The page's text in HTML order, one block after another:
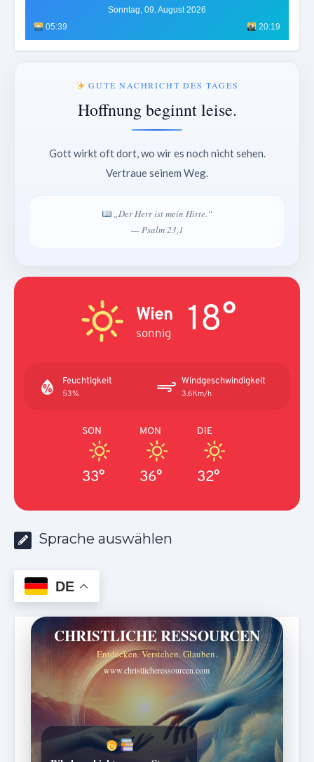
Sonntag, 09. August 2026
05:39
20:19
GUTE NACHRICHT DES TAGES
Hoffnung beginnt leise.
Gott wirkt oft dort, wo wir es noch nicht sehen.
Vertraue seinem Weg.
„Der Herr ist mein Hirte.“
— Psalm 23,1
Wien
sonnig 18°
Feuchtigkeit
53%
Windgeschwindigkeit
3.6Km/h
SON
33°
MON
36°
DIE
32°
Sprache auswählen
DE
CHRISTLICHE RESSOURCEN
Entdecken. Verstehen. Glauben.
www.christlicheressourcen.com